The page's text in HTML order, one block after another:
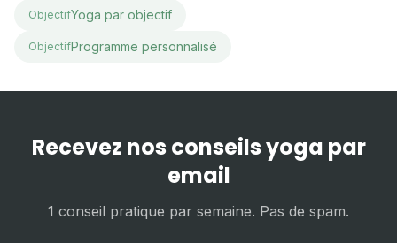
ObjectifYoga par objectif
ObjectifProgramme personnalisé
Recevez nos conseils yoga par
email
1 conseil pratique par semaine. Pas de spam.